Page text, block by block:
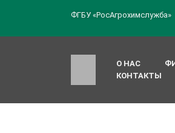
ФГБУ «РосАгрохимслужба»
О НАС
КОНТАКТЫ